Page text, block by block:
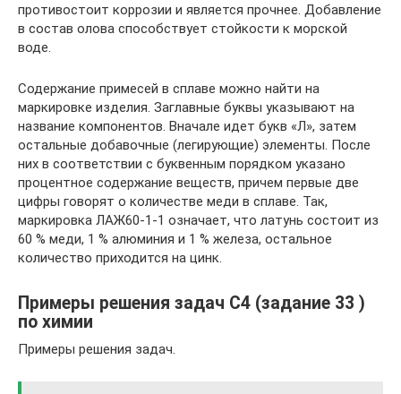
противостоит коррозии и является прочнее. Добавление
в состав олова способствует стойкости к морской
воде.
Содержание примесей в сплаве можно найти на
маркировке изделия. Заглавные буквы указывают на
название компонентов. Вначале идет букв «Л», затем
остальные добавочные (легирующие) элементы. После
них в соответствии с буквенным порядком указано
процентное содержание веществ, причем первые две
цифры говорят о количестве меди в сплаве. Так,
маркировка ЛАЖ60-1-1 означает, что латунь состоит из
60 % меди, 1 % алюминия и 1 % железа, остальное
количество приходится на цинк.
Примеры решения задач С4 (задание 33 )
по химии
Примеры решения задач.